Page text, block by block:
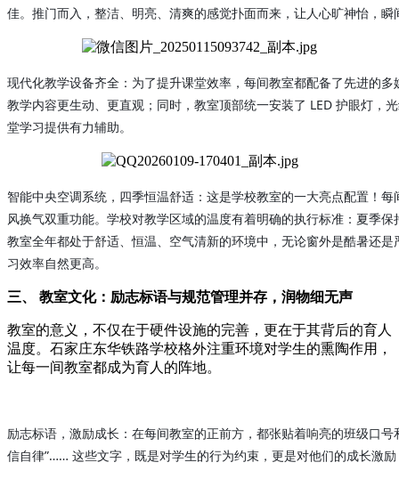
佳。推门而入，整洁、明亮、清爽的感觉扑面而来，让人心旷神怡，
现代化教学设备齐全：为了提升课堂效率，每间教室都配备了先进的
教学内容更生动、更直观；同时，教室顶部统一安装了 LED 护眼灯，
堂学习提供有力辅助。
智能中央空调系统，四季恒温舒适：这是学校教室的一大亮点配置！
风换气双重功能。学校对教学区域的温度有着明确的执行标准：夏季
教室全年都处于舒适、恒温、空气清新的环境中，无论窗外是酷暑还
习效率自然更高。
三、 教室文化：励志标语与规范管理并存，润物细无声
教室的意义，不仅在于硬件设施的完善，更在于其背后的育人
温度。石家庄东华铁路学校格外注重环境对学生的熏陶作用，
让每一间教室都成为育人的阵地。
励志标语，激励成长：在每间教室的正前方，都张贴着响亮的班级口
信自律”…… 这些文字，既是对学生的行为约束，更是对他们的成长激